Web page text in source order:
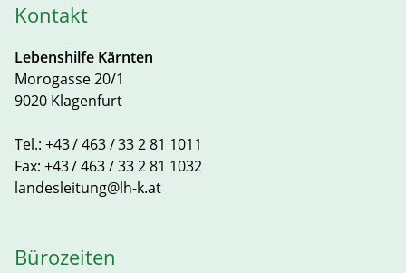
Kontakt
Lebenshilfe Kärnten
Morogasse 20/1
9020 Klagenfurt
Tel.: +43 / 463 / 33 2 81 1011
Fax: +43 / 463 / 33 2 81 1032
landesleitung@lh-k.at
Bürozeiten